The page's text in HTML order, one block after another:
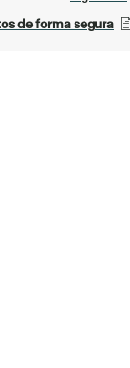
de forma segura